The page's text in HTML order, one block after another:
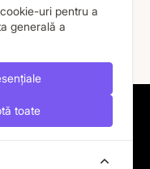
pieselor
uri pentru a
generală a
toate